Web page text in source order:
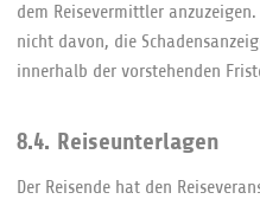
dem Reisevermittler
nicht davon, die
innerhalb der vorstehenden
8.4. Reiseunterlagen
Der Reisende hat den